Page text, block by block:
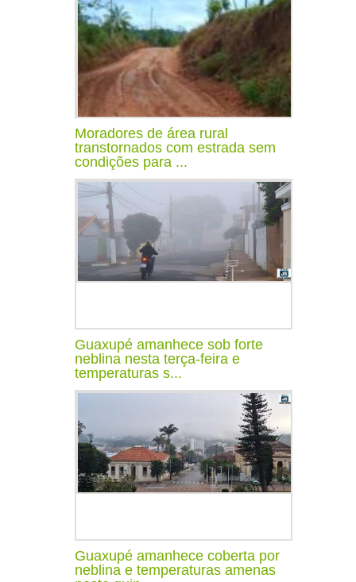
Moradores de área rural
transtornados com estrada sem
condições para ...
Guaxupé amanhece sob forte
neblina nesta terça-feira e
temperaturas s...
Guaxupé amanhece coberta por
neblina e temperaturas amenas